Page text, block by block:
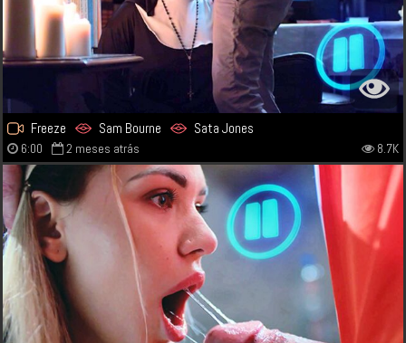
Freeze Sam Bourne Sata Jones
6:00 2 meses atrás 8.7K